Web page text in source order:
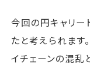
今回の円キャリー
たと考えられます
イチェーンの混乱